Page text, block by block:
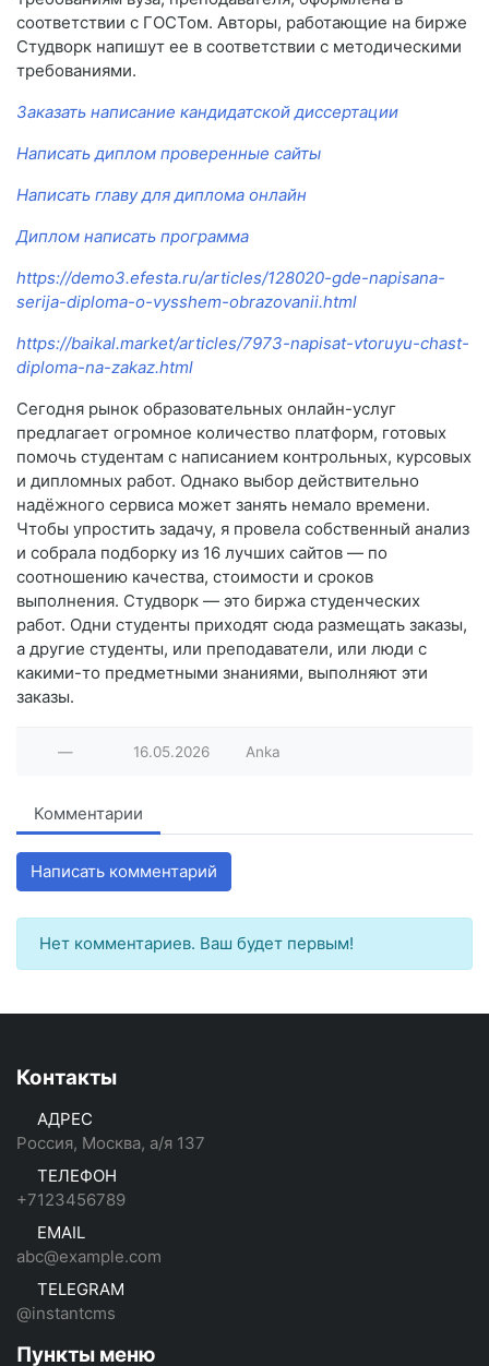
соответствии с ГОСТом. Авторы, работающие на бирже
Студворк напишут ее в соответствии с методическими
требованиями.
Заказать написание кандидатской диссертации
Написать диплом проверенные сайты
Написать главу для диплома онлайн
Диплом написать программа
https://demo3.efesta.ru/articles/128020-gde-napisana-
serija-diploma-o-vysshem-obrazovanii.html
https://baikal.market/articles/7973-napisat-vtoruyu-chast-
diploma-na-zakaz.html
Сегодня рынок образовательных онлайн-услуг
предлагает огромное количество платформ, готовых
помочь студентам с написанием контрольных, курсовых
и дипломных работ. Однако выбор действительно
надёжного сервиса может занять немало времени.
Чтобы упростить задачу, я провела собственный анализ
и собрала подборку из 16 лучших сайтов — по
соотношению качества, стоимости и сроков
выполнения. Студворк — это биржа студенческих
работ. Одни студенты приходят сюда размещать заказы,
а другие студенты, или преподаватели, или люди с
какими-то предметными знаниями, выполняют эти
заказы.
— 16.05.2026 Anka
Комментарии
Написать комментарий
Нет комментариев. Ваш будет первым!
Контакты
АДРЕС
Россия, Москва, а/я 137
ТЕЛЕФОН
+7123456789
EMAIL
abc@example.com
TELEGRAM
@instantcms
Пункты меню